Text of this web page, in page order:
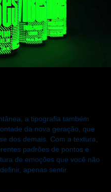
a tipografia também
da nova geração, que
dos demais. Com a textura,
padrões de pontos e
de emoções que você não
apenas sentir.